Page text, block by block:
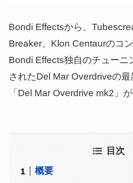
Bondi Effectsから、
Breaker、Klon Centaurのコ
Bondi Effects独自のチューニ
されたDel Mar Overdriveの
「Del Mar Overdrive mk2」
目次
概要